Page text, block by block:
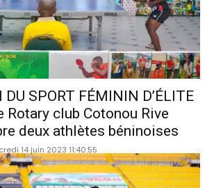
DU SPORT FÉMININ D’ÉLITE
Rotary club Cotonou Rive
deux athlètes béninoises
14 juin 2023 11:40:55